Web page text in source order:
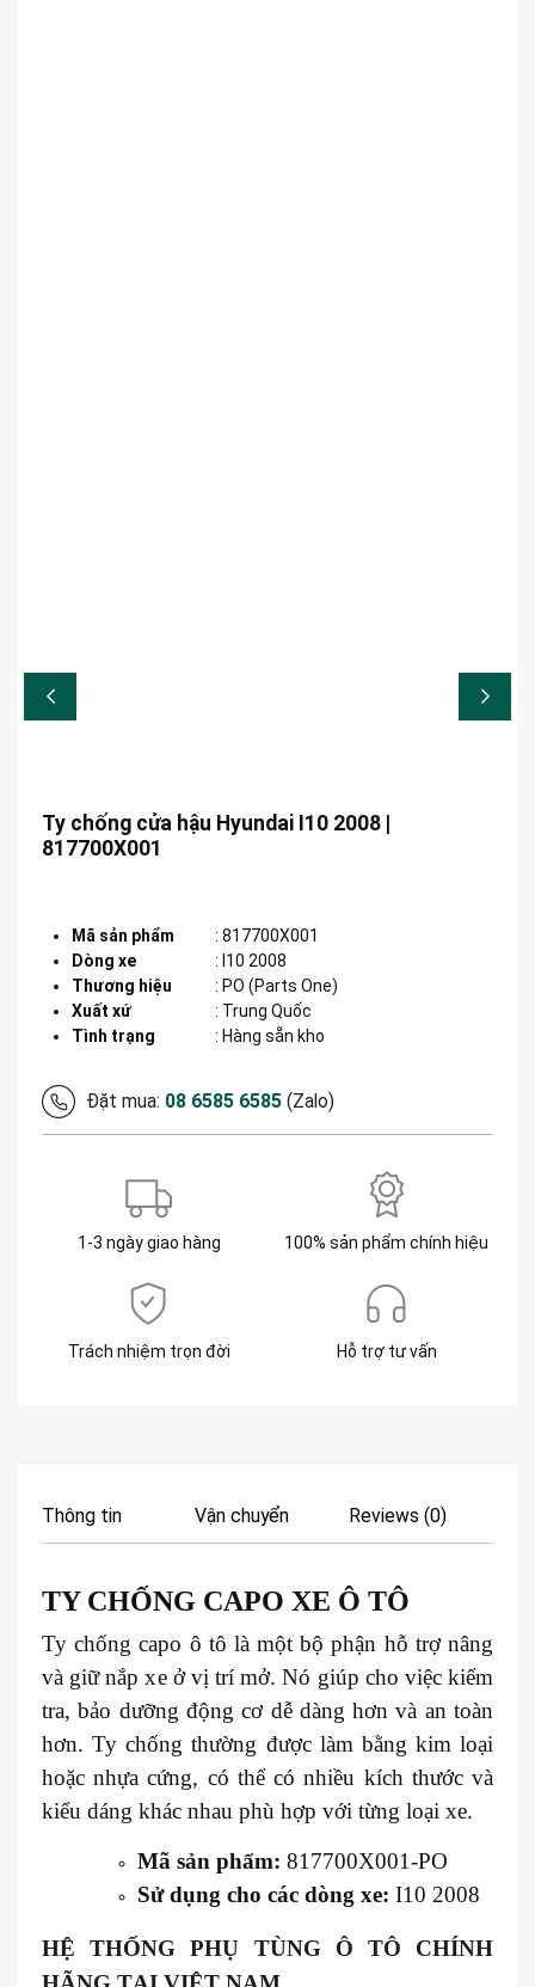
Ty chống cửa hậu Hyundai I10 2008 |
817700X001
Mã sản phẩm : 817700X001
Dòng xe
: I10 2008
Thương hiệu
: PO (Parts One)
Xuất xứ
: Trung Quốc
Tình trạng
: Hàng sẵn kho
Đặt mua: 08 6585 6585 (Zalo)
1-3 ngày giao hàng 100% sản phẩm chính hiệu
Trách nhiệm trọn đời Hỗ trợ tư vấn
Thông tin Vận chuyển Reviews (0)
TY CHỐNG CAPO XE Ô TÔ
Ty chống capo ô tô là một bộ phận hỗ trợ nâng
và giữ nắp xe ở vị trí mở. Nó giúp cho việc kiểm
tra, bảo dưỡng động cơ dễ dàng hơn và an toàn
hơn. Ty chống thường được làm bằng kim loại
hoặc nhựa cứng, có thể có nhiều kích thước và
kiểu dáng khác nhau phù hợp với từng loại xe.
Mã sản phẩm: 817700X001-PO
Sử dụng cho các dòng xe: I10 2008
HỆ THỐNG PHỤ TÙNG Ô TÔ CHÍNH